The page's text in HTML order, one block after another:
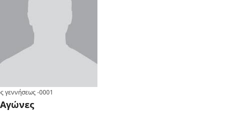
γεννήσεως-0001
Αγώνες